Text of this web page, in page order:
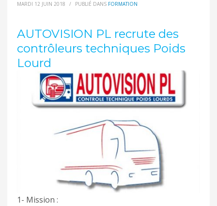
MARDI 12 JUIN 2018 / PUBLIÉ DANS FORMATION
AUTOVISION PL recrute des
contrôleurs techniques Poids
Lourd
1- Mission :